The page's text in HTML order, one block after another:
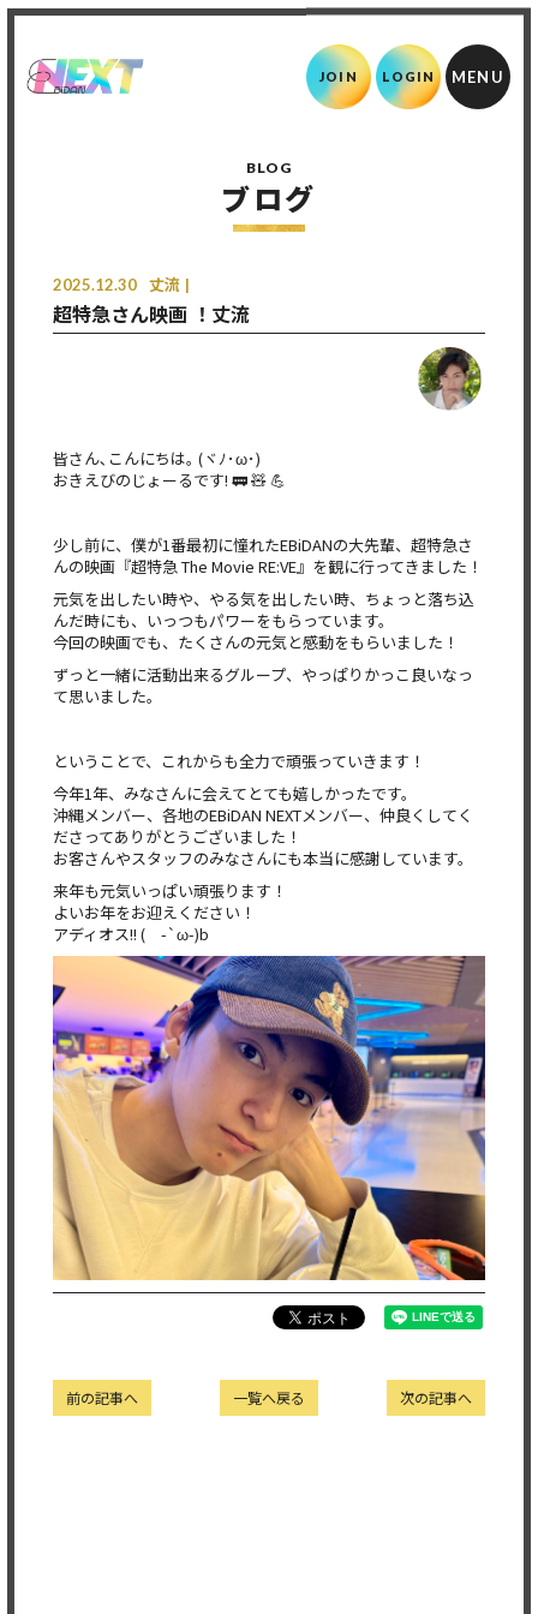
JOIN LOGIN
BLOG
ブログ
2025.12.30 丈流
超特急さん映画 ！丈流
皆さん､こんにちは｡ (ヾﾉ･ω･)
おきえびのじょーるです! 🚃 🧸 💪
少し前に、僕が1番最初に憧れたEBiDANの大先輩、超特急さ
んの映画『超特急 The Movie RE:VE』を観に行ってきました！
元気を出したい時や、やる気を出したい時、ちょっと落ち込
んだ時にも、いっつもパワーをもらっています。
今回の映画でも、たくさんの元気と感動をもらいました！
ずっと一緒に活動出来るグループ、やっぱりかっこ良いなっ
て思いました。
ということで、これからも全力で頑張っていきます！
今年1年、みなさんに会えてとても嬉しかったです。
沖縄メンバー、各地のEBiDAN NEXTメンバー、仲良くしてく
ださってありがとうございました！
お客さんやスタッフのみなさんにも本当に感謝しています。
来年も元気いっぱい頑張ります！
よいお年をお迎えください！
アディオス!! ( -`ω-)b
次の記事へ
一覧へ戻る
前の記事へ